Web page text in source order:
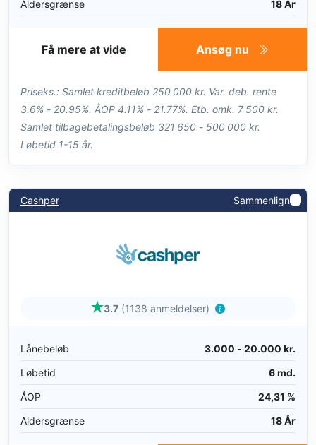
Aldersgrænse
18 År
Ansøg nu
Få mere at vide
Priseks.: Samlet kreditbeløb 250 000 kr. Var. deb. rente
3.6% - 20.95%. ÅOP 4.11% - 21.77%. Etb. omk. 7 500 kr.
Samlet tilbagebetalingsbeløb 321 650 - 500 000 kr.
Løbetid 1-15 år.
Cashper Sammenlign
3.7 (1138 anmeldelser)
Lånebeløb
3.000 - 20.000 kr.
Løbetid
6 md.
ÅOP
24,31 %
Aldersgrænse
18 År